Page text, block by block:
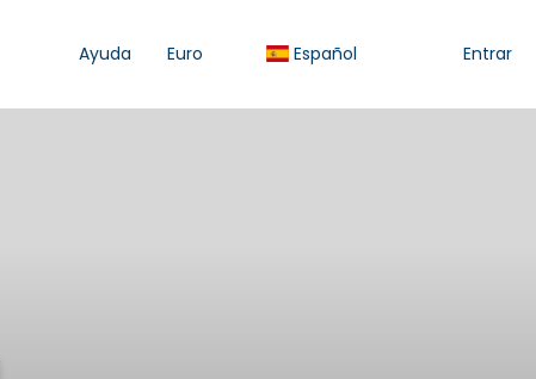
Ayuda Euro Español Entrar